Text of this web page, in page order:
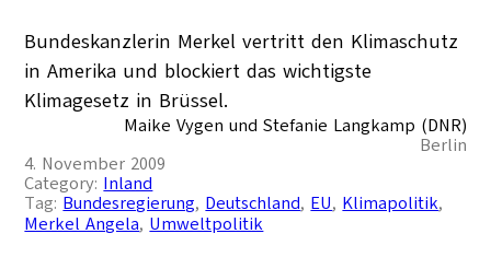
Bundeskanzlerin Merkel vertritt den Klimaschutz
in Amerika und blockiert das wichtigste
Klimagesetz in Brüssel.
Maike Vygen und Stefanie Langkamp (DNR)
Berlin
4. November 2009
Category: Inland
Tag: Bundesregierung, Deutschland, EU, Klimapolitik
Merkel Angela, Umweltpolitik